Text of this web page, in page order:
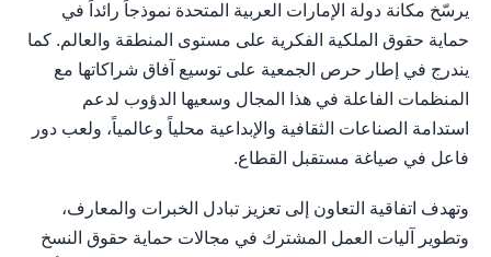
يرسّخ مكانة دولة الإمارات العربية المتحدة نموذجاً رائداً في
حماية حقوق الملكية الفكرية على مستوى المنطقة والعالم. كما
يندرج في إطار حرص الجمعية على توسيع آفاق شراكاتها مع
المنظمات الفاعلة في هذا المجال وسعيها الدؤوب لدعم
استدامة الصناعات الثقافية والإبداعية محلياً وعالمياً، ولعب دور
فاعل في صياغة مستقبل القطاع.
وتهدف اتفاقية التعاون إلى تعزيز تبادل الخبرات والمعارف،
وتطوير آليات العمل المشترك في مجالات حماية حقوق النسخ